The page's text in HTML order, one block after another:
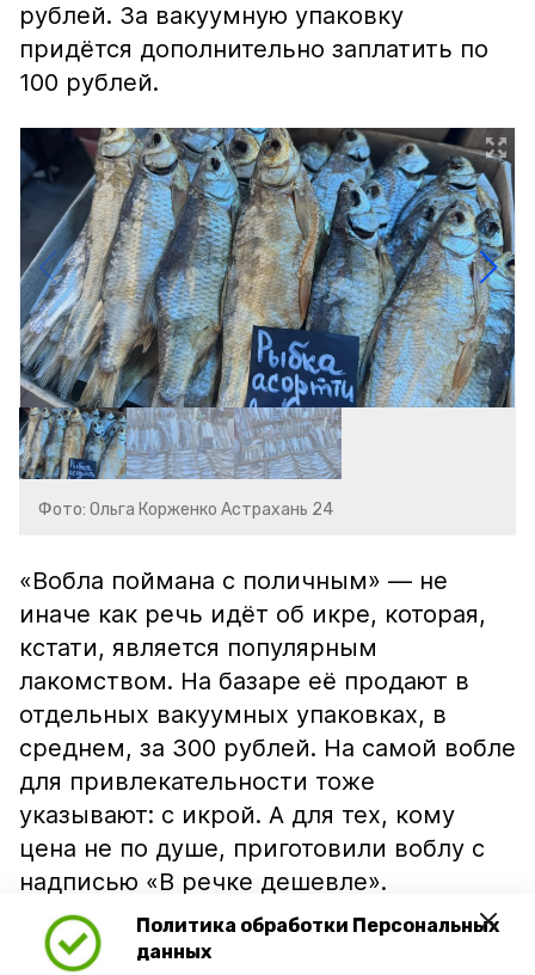
Политика обработки Персональных
данных
рублей. За вакуумную упаковку
придётся дополнительно заплатить по
100 рублей.
Фото: Ольга Корженко Астрахань 24
«Вобла поймана с поличным» — не
иначе как речь идёт об икре, которая,
кстати, является популярным
лакомством. На базаре её продают в
отдельных вакуумных упаковках, в
среднем, за 300 рублей. На самой вобле
для привлекательности тоже
указывают: с икрой. А для тех, кому
цена не по душе, приготовили воблу с
надписью «В речке дешевле».